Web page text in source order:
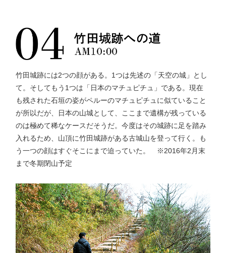
竹田城跡には2つの顔がある。1つは先述の「天空の城」とし
て。そしてもう1つは「日本のマチュピチュ」である。現在
も残された石垣の姿がペルーのマチュピチュに似ていること
が所以だが、日本の山城として、ここまで遺構が残っている
のは極めて稀なケースだそうだ。今度はその城跡に足を踏み
入れるため、山頂に竹田城跡がある古城山を登って行く。も
う一つの顔はすぐそこにまで迫っていた。 ※2016年2月末
まで冬期閉山予定